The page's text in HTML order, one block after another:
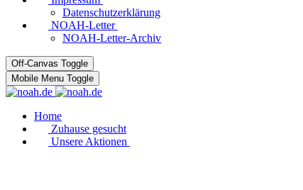
Datenschutzerklärung
NOAH-Letter
NOAH-Letter-Archiv
Off-Canvas Toggle
Mobile Menu Toggle
Home
Zuhause gesucht
Unsere Aktionen